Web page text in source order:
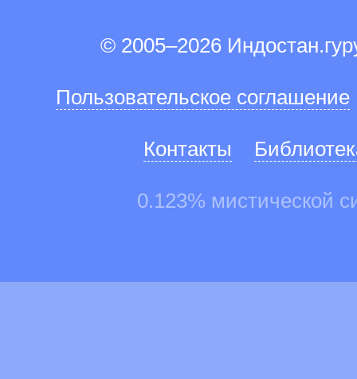
© 2005–2026
Пользовательское соглашение
Контакты
0.123% мистической